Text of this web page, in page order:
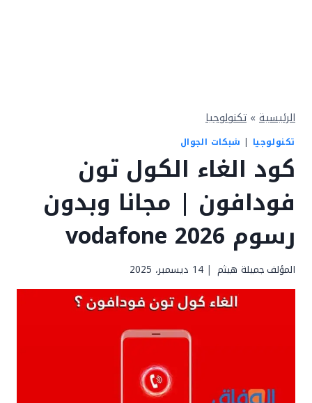
الرئيسية » تكنولوجيا
تكنولوجيا | شبكات الجوال
كود الغاء الكول تون
فودافون | مجانا وبدون
رسوم 2026 vodafone
المؤلفجميلة هيثم 14 ديسمبر، 2025